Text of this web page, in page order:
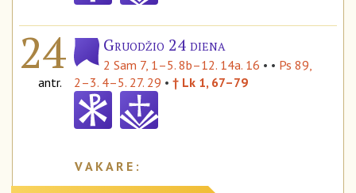
24
antr.
Gruodžio 24 diena
2 Sam 7, 1–5. 8b–12. 14a. 16 • • Ps 89,
2–3. 4–5. 27. 29 • † Lk 1, 67–79